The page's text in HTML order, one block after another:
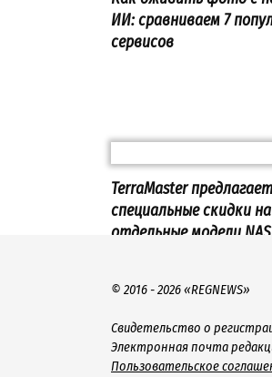
ИИ: сравниваем 7
сервисов
TerraMaster предлагает
специальные скидки на
отдельные модели NAS
© 2016 - 2026 «REGNEWS»
Свидетельство о
Электронная почта
Пользовательское